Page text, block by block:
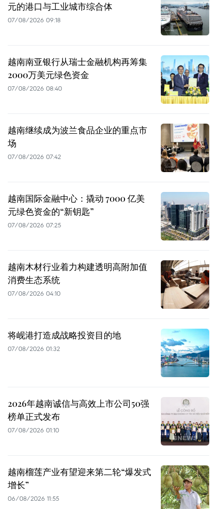
元的港口与工业城市综合体
07/08/2026 09:18
越南南亚银行从瑞士金融机构再筹集
2000万美元绿色资金
07/08/2026 08:40
越南继续成为波兰食品企业的重点市
场
07/08/2026 07:42
越南国际金融中心：撬动 7000 亿美
元绿色资金的“新钥匙”
07/08/2026 07:25
越南木材行业着力构建透明高附加值
消费生态系统
07/08/2026 04:10
将岘港打造成战略投资目的地
07/08/2026 01:32
2026年越南诚信与高效上市公司50强
榜单正式发布
07/08/2026 01:10
越南榴莲产业有望迎来第二轮“爆发式
增长”
06/08/2026 11:55